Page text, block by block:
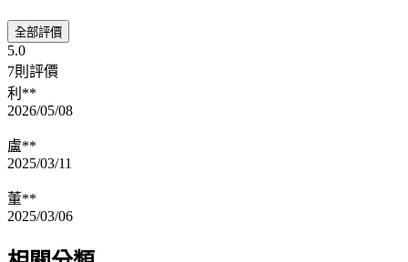
全部評價
5.0
7則評價
利**
2026/05/08
盧**
2025/03/11
董**
2025/03/06